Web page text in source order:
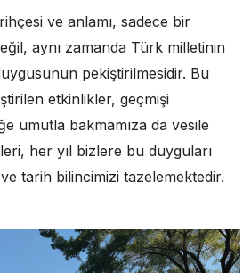
ve anlamı, sadece bir
aynı zamanda Türk milletinin
pekiştirilmesidir. Bu
etkinlikler, geçmişi
umutla bakmamıza da vesile
her yıl bizlere bu duyguları
tarih bilincimizi tazelemektedir.